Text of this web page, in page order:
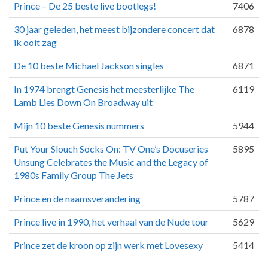
Prince – De 25 beste live bootlegs! 7406
30 jaar geleden, het meest bijzondere concert dat
ik ooit zag
6878
De 10 beste Michael Jackson singles 6871
In 1974 brengt Genesis het meesterlijke The
Lamb Lies Down On Broadway uit
6119
Mijn 10 beste Genesis nummers 5944
Put Your Slouch Socks On: TV One’s Docuseries
Unsung Celebrates the Music and the Legacy of
1980s Family Group The Jets
5895
Prince en de naamsverandering 5787
Prince live in 1990, het verhaal van de Nude tour 5629
Prince zet de kroon op zijn werk met Lovesexy 5414